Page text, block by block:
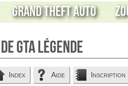
Grand Theft Auto
GTA Légende
Index Aide Inscription